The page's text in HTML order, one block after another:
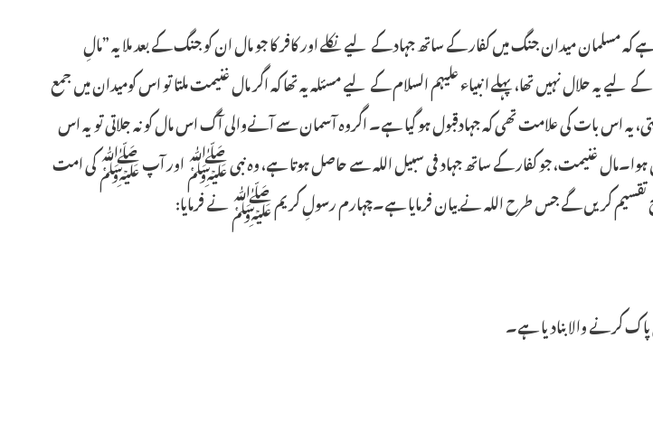
مسلمان میدان جنگ میں کفار کے ساتھ جہاد کے لیے نکلے اور کافر کا جو مال ان کو جنگ کے بعد ملا یہ ”مالِ
یہ حلال نہیں تھا، پہلے انبیاء علیہم السلام کے لیے مسئلہ یہ تھا کہ اگر مال غنیمت ملتا تو اس کومیدان میں جمع
یہ اس بات کی علامت تھی کہ جہادقبول ہو گیا ہے۔ اگروہ آسمان سے آنےوالی آگ اس مال کو نہ جلاتی تویہ اس
ہوا۔مال غنیمت، جو کفار کے ساتھ جہاد فی سبیل اللہ سے حاصل ہوتا ہے، وہ نبی ﷺ اور آپ ﷺ کی امت
کریں گے جس طرح اللہ نے بیان فرمایا ہے۔چہارم رسولِ کریم ﷺ نے فرمایا:
کرنے والا بنادیا ہے۔